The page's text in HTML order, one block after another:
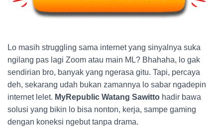
Lo masih struggling sama internet yang sinyalnya suka
ngilang pas lagi Zoom atau main ML? Bhahaha, lo gak
sendirian bro, banyak yang ngerasa gitu. Tapi, percaya
deh, sekarang udah bukan zamannya lo sabar ngadepin
internet lelet. MyRepublic Watang Sawitto hadir bawa
solusi yang bikin lo bisa nonton, kerja, sampe gaming
dengan koneksi ngebut tanpa drama.